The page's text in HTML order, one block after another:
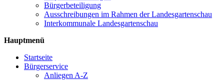
Bürgerbeteiligung
Ausschreibungen im Rahmen der Landesgartenschau
Interkommunale Landesgartenschau
Hauptmenü
Startseite
Bürgerservice
Anliegen A-Z